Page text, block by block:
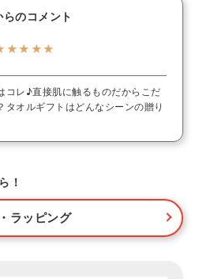
のコメント
コレ♪直接肌に触るものだからこだ
オルギフトはどんなシーンの贈り
！
ラッピング